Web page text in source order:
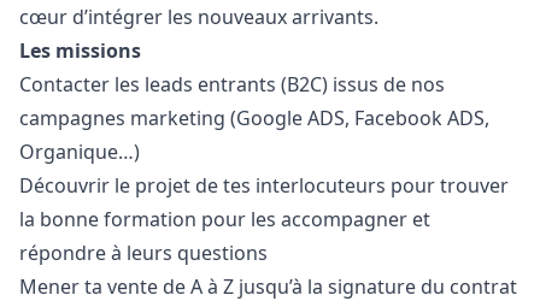
cœur d’intégrer les nouveaux arrivants.
Les missions
Contacter les leads entrants (B2C) issus de nos
campagnes marketing (Google ADS, Facebook ADS,
Organique…)
Découvrir le projet de tes interlocuteurs pour trouver
la bonne formation pour les accompagner et
répondre à leurs questions
Mener ta vente de A à Z jusqu’à la signature du contrat